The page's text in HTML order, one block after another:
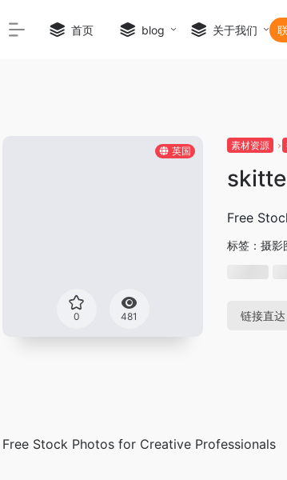
首页 blog 关于我们
英国
0 481
素材资源
Free
标签： 摄影
链接直达
Free Stock Photos for Creative Professionals